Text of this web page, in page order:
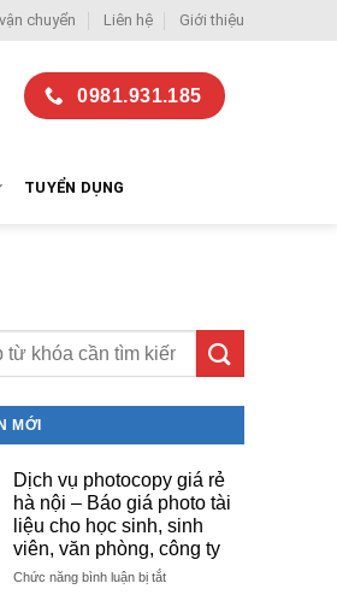
chuyển Liên hệ Giới thiệu
0981.931.185
TUYỂN DỤNG
MỚI
Dịch vụ photocopy giá rẻ
hà nội – Báo giá photo tài
liệu cho học sinh, sinh
viên, văn phòng, công ty
Chức năng bình luận bị tắtở